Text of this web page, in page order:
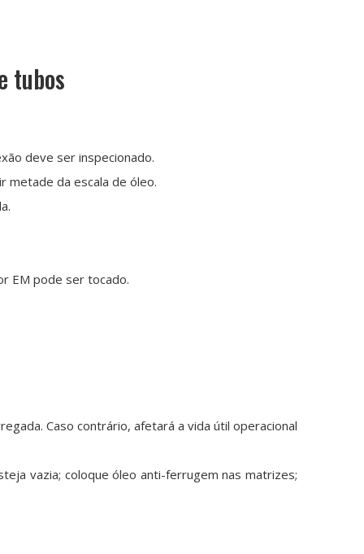
tubos
deve ser inspecionado.
metade da escala de óleo.
EM pode ser tocado.
Caso contrário, afetará a vida útil operacional
vazia; coloque óleo anti-ferrugem nas matrizes;